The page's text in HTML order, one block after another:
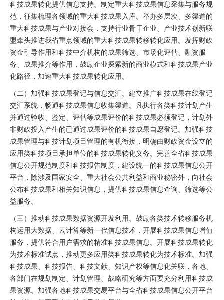
科技成果转化提供信息支持。制定重大科技成果信息采集与服务规
范，征集梳理各领域的重大科技成果入库。举办多层次、多渠道的
重大科技成果与产业对接会，支持行业骨干企业、产业技术创新联
盟牵头推进我省重点领域的重大科技成果转移转化应用。发挥财政
资金引导作用和科技中介机构的成果筛选、市场化评估、融资服
务、成果推介等作用，鼓励企业探索新的商业模式和科技成果产业
化路径，加速重大科技成果转化应用。
（二）加强科技成果登记与信息交汇。建立推广科技成果在线登记
交汇系统，畅通科技成果信息收集渠道。凡执行各类科技计划产生
并通过验收、鉴定、评估等成果评价的科技成果必须登记，计划外
非财政投入产生的已通过成果评价的科技成果自愿登记。加强科技
成果管理与科技计划项目管理的有机衔接，明确由财政资金设立的
应用类科技项目承担单位的科技成果转化义务。完善全省科技成果
信息公开规范制度和科技报告制度，建设统一的科技成果信息公开
平台，除涉及国家安全、重大社会公共利益和商业秘密外，向社会
公布科技成果和相关知识信息，提供科技成果信息查询、筛选等公
益服务。
（三）推动科技成果数据资源开发利用。鼓励各类技术转移服务机
构运用大数据、云计算等新一代信息技术，开展科技成果信息增值
服务，提供符合用户需求的精准科技成果信息。开展科技成果转化
为技术标准试点，推动更多应用类科技成果转化为技术标准。加强
科技成果、科技报告、科技文献、知识产权等信息化关联，各地、
各部门在规划制定、计划管理、战略研究等方面要充分利用科技成
果资源。加强各地科技成果交易平台与全省科技成果信息公开平台